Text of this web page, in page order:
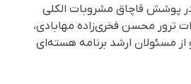
پوشش قاچاق مشروبات الکلی
ترور محسن فخری‌زاده مهابادی،
مسئولان ارشد برنامه هسته‌ای